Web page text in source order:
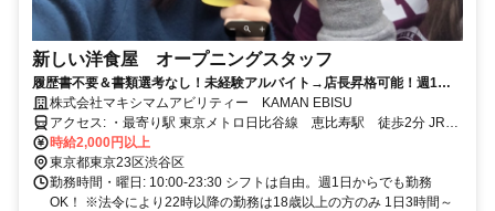
新しい洋食屋 オープニングスタッフ
履歴書不要＆書類選考なし！未経験アルバイト→店長昇格可能！週1～
3h～勤務OK＆髪型・髪色自由＆ピアスOK＆副業・WワークOK
株式会社マキシマムアビリティー KAMAN EBISU
アクセス: ・最寄り駅 東京メトロ日比谷線 恵比寿駅 徒歩2分 JR山
手線、埼京線、湘南新宿ライン 恵比寿駅 徒歩4分 東急東横線 代
官山駅 徒歩7分 ・最寄りバス停 恵比寿駅入口バス停から徒歩2分 防
衛省技術研究所バス停から徒歩2分 恵比寿公園バス停から徒歩3分 下
通り五丁目バス停から徒歩3分 恵比寿駅バス停から徒歩4分 車通勤OK
時給2,000円以上
東京都東京23区渋谷区
勤務時間・曜日: 10:00-23:30 シフトは自由。週1日からでも勤務
OK！ ※法令により22時以降の勤務は18歳以上の方のみ 1日3時間～